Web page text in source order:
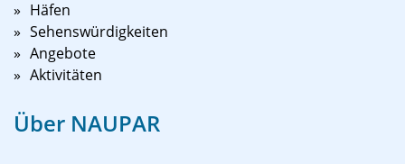
Häfen
Sehenswürdigkeiten
Angebote
Aktivitäten
Über NAUPAR